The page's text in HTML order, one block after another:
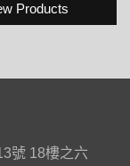
Products
號 18樓之六